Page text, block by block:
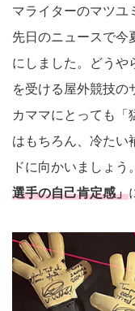
マライターのマツユ
先日のニュースで今
にしました。どう
を受ける屋外競技の
カママにとっても「
はもちろん、冷たい
ドに向かいましょ
選手の自己肯定感」